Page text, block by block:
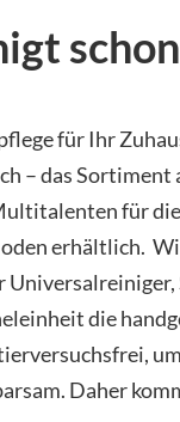
für Ihr
– das Sortiment
für
erhältlich.
die
Daher